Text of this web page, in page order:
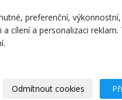
O nás
preferenční,
cílení a personalizaci reklam.
Odmítnout cookies